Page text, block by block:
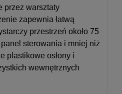
przez warsztaty
zapewnia łatwą
przestrzeń około 75
sterowania i mniej niż
plastikowe osłony i
wewnętrznych